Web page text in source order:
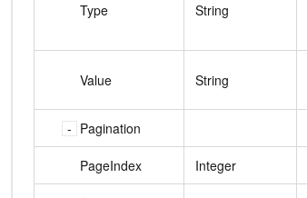
Type String
Value String
Pagination
PageIndex Integer